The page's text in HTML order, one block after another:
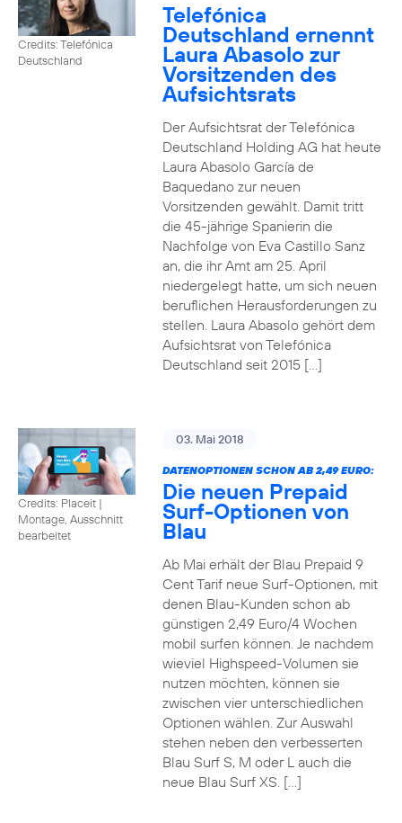
Credits: Telefónica
Deutschland
Telefónica
Deutschland ernennt
Laura Abasolo zur
Vorsitzenden des
Aufsichtsrats
Der Aufsichtsrat der Telefónica
Deutschland Holding AG hat heute
Laura Abasolo García de
Baquedano zur neuen
Vorsitzenden gewählt. Damit tritt
die 45-jährige Spanierin die
Nachfolge von Eva Castillo Sanz
an, die ihr Amt am 25. April
niedergelegt hatte, um sich neuen
beruflichen Herausforderungen zu
stellen. Laura Abasolo gehört dem
Aufsichtsrat von Telefónica
Deutschland seit 2015 […]
Credits: Placeit |
Montage, Ausschnitt
bearbeitet
03. Mai 2018
DATENOPTIONEN SCHON AB 2,49 EURO:
Die neuen Prepaid
Surf-Optionen von
Blau
Ab Mai erhält der Blau Prepaid 9
Cent Tarif neue Surf-Optionen, mit
denen Blau-Kunden schon ab
günstigen 2,49 Euro/4 Wochen
mobil surfen können. Je nachdem
wieviel Highspeed-Volumen sie
nutzen möchten, können sie
zwischen vier unterschiedlichen
Optionen wählen. Zur Auswahl
stehen neben den verbesserten
Blau Surf S, M oder L auch die
neue Blau Surf XS. […]